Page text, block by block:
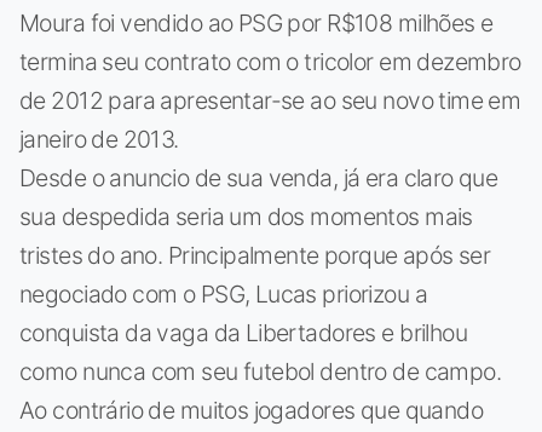
Moura foi vendido ao PSG por R$108 milhões e
termina seu contrato com o tricolor em dezembro
de 2012 para apresentar-se ao seu novo time em
janeiro de 2013.
Desde o anuncio de sua venda, já era claro que
sua despedida seria um dos momentos mais
tristes do ano. Principalmente porque após ser
negociado com o PSG, Lucas priorizou a
conquista da vaga da Libertadores e brilhou
como nunca com seu futebol dentro de campo.
Ao contrário de muitos jogadores que quando